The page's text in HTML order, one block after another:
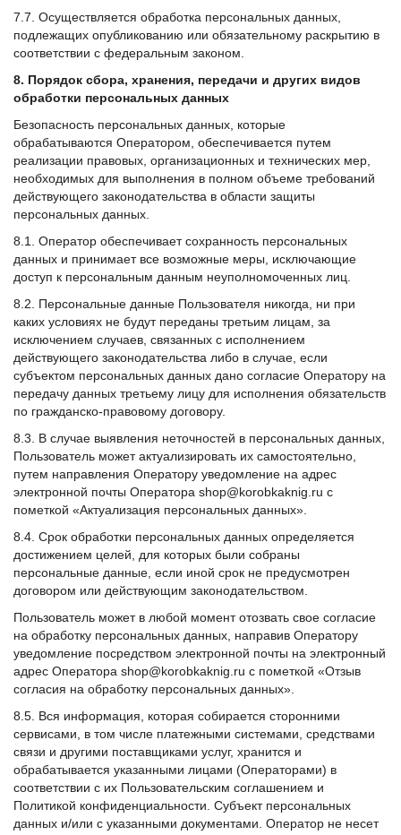
7.7. Осуществляется обработка персональных данных,
подлежащих опубликованию или обязательному раскрытию в
соответствии с федеральным законом.
8. Порядок сбора, хранения, передачи и других видов
обработки персональных данных
Безопасность персональных данных, которые
обрабатываются Оператором, обеспечивается путем
реализации правовых, организационных и технических мер,
необходимых для выполнения в полном объеме требований
действующего законодательства в области защиты
персональных данных.
8.1. Оператор обеспечивает сохранность персональных
данных и принимает все возможные меры, исключающие
доступ к персональным данным неуполномоченных лиц.
8.2. Персональные данные Пользователя никогда, ни при
каких условиях не будут переданы третьим лицам, за
исключением случаев, связанных с исполнением
действующего законодательства либо в случае, если
субъектом персональных данных дано согласие Оператору на
передачу данных третьему лицу для исполнения обязательств
по гражданско-правовому договору.
8.3. В случае выявления неточностей в персональных данных,
Пользователь может актуализировать их самостоятельно,
путем направления Оператору уведомление на адрес
электронной почты Оператора shop@korobkaknig.ru с
пометкой «Актуализация персональных данных».
8.4. Срок обработки персональных данных определяется
достижением целей, для которых были собраны
персональные данные, если иной срок не предусмотрен
договором или действующим законодательством.
Пользователь может в любой момент отозвать свое согласие
на обработку персональных данных, направив Оператору
уведомление посредством электронной почты на электронный
адрес Оператора shop@korobkaknig.ru с пометкой «Отзыв
согласия на обработку персональных данных».
8.5. Вся информация, которая собирается сторонними
сервисами, в том числе платежными системами, средствами
связи и другими поставщиками услуг, хранится и
обрабатывается указанными лицами (Операторами) в
соответствии с их Пользовательским соглашением и
Политикой конфиденциальности. Субъект персональных
данных и/или с указанными документами. Оператор не несет